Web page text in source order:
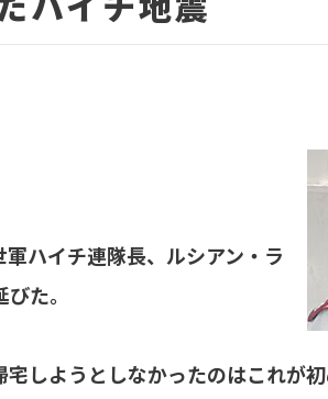
ハイチ連隊長、ルシアン・ラ
た。
しようとしなかったのはこれが